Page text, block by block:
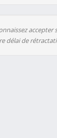
délai de